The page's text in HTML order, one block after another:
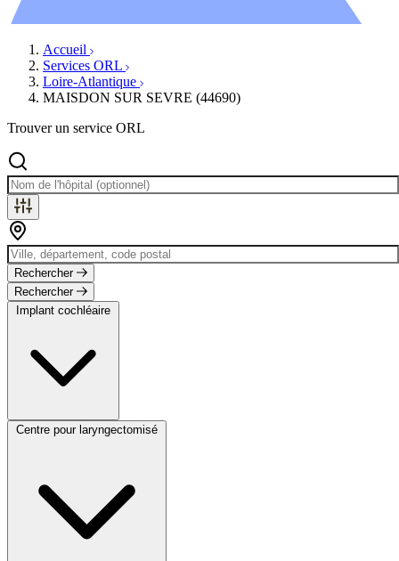
Accueil
Services ORL
Loire-Atlantique
MAISDON SUR SEVRE (44690)
Trouver un service ORL
Rechercher
Rechercher
Implant cochléaire
Centre pour laryngectomisé